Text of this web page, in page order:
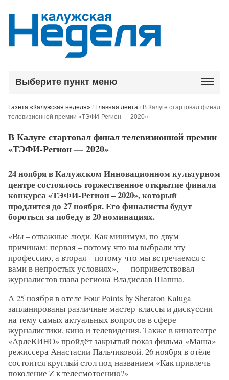
Выберите пункт меню
Газета «Калужская неделя» / Главная лента / В Калуге стартовал финал
телевизионной премии «ТЭФИ-Регион — 2020»
В Калуге стартовал финал телевизионной премии
«ТЭФИ-Регион — 2020»
24 ноября в Калужском Инновационном культурном
центре состоялось торжественное открытие финала
конкурса «ТЭФИ-Регион – 2020», который
продлится до 27 ноября. Его финалисты будут
бороться за победу в 20 номинациях.
«Вы – отважные люди. Как минимум, по двум
причинам: первая – потому что вы выбрали эту
профессию, а вторая – потому что мы встречаемся с
вами в непростых условиях», — поприветствовал
журналистов глава региона Владислав Шапша.
А 25 ноября в отеле Four Points by Sheraton Kaluga
запланированы различные мастер-классы и дискуссии
на тему самых актуальных вопросов в сфере
журналистики, кино и телевидения. Также в кинотеатре
«АрлеКИНО» пройдёт закрытый показ фильма «Маша»
режиссера Анастасии Пальчиковой. 26 ноября в отёле
состоится круглый стол под названием «Как привлечь
поколение Z к телесмотоению?»